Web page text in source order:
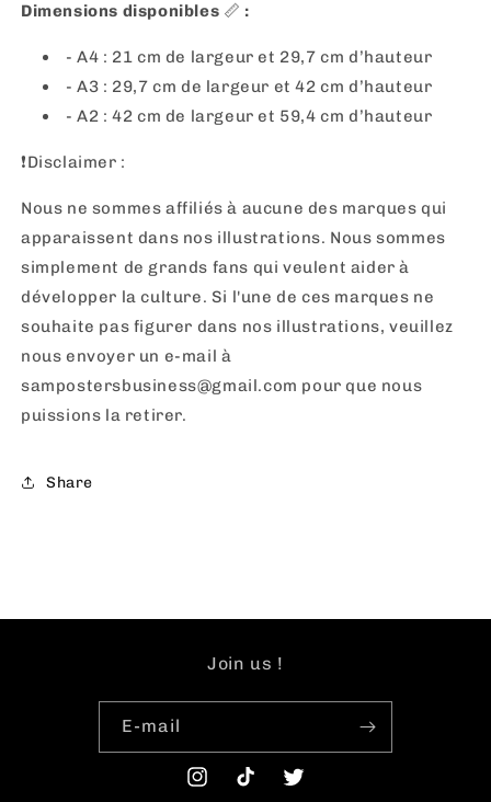
Dimensions disponibles 📏 :
- A4 : 21 cm de largeur et 29,7 cm d’hauteur
- A3 : 29,7 cm de largeur et 42 cm d’hauteur
- A2 : 42 cm de largeur et 59,4 cm d’hauteur
❗️Disclaimer :
Nous ne sommes affiliés à aucune des marques qui
apparaissent dans nos illustrations. Nous sommes
simplement de grands fans qui veulent aider à
développer la culture. Si l'une de ces marques ne
souhaite pas figurer dans nos illustrations, veuillez
nous envoyer un e-mail à
sampostersbusiness@gmail.com pour que nous
puissions la retirer.
Share
Join us !
E-mail
InstagramTikTok Twitter